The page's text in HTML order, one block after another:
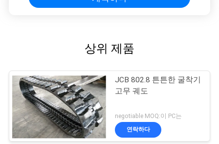
상위 제품
JCB 802.8 튼튼한 굴착기
고무 궤도
negotiable MOQ:이 PC는
연락하다